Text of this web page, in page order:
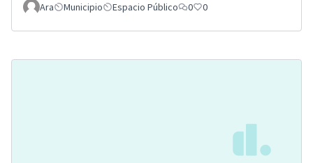
Ara Municipio Espacio Público 0 0